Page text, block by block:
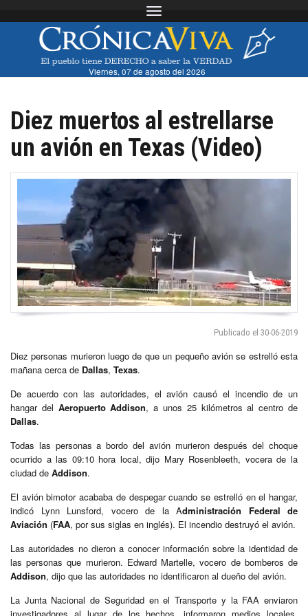
Toggle navigation
Viernes, 07 de agosto del 2026
Diez muertos al estrellarse
un avión en Texas (Video)
Publicado el 30-06-2019
Diez personas murieron luego de que un pequeño avión se estrelló esta
mañana cerca de Dallas, Texas.
De acuerdo con las autoridades, el avión causó el incendio de un
hangar del Aeropuerto Addison, a unos 25 kilómetros al centro de
Dallas.
Todas las personas a bordo del avión murieron después del choque
ocurrido a las 09:10 hora local, dijo Mary Rosenbleeth, vocera de la
ciudad de Addison.
El avión bimotor acababa de despegar cuando se estrelló en el hangar,
indicó Lynn Lunsford, vocero de la Administración Federal de
Aviación (FAA, por sus siglas en inglés). El incendio destruyó el avión.
Las autoridades no dieron a conocer información sobre la identidad de
las personas que murieron. Edward Martelle, vocero de bomberos de
Addison, dijo que las autoridades no identificaron al dueño del avión.
La Junta Nacional de Seguridad en el Transporte y la FAA enviaron